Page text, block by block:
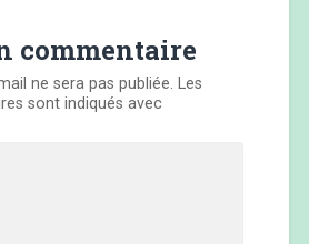
commentaire
ne sera pas publiée. Les
sont indiqués avec